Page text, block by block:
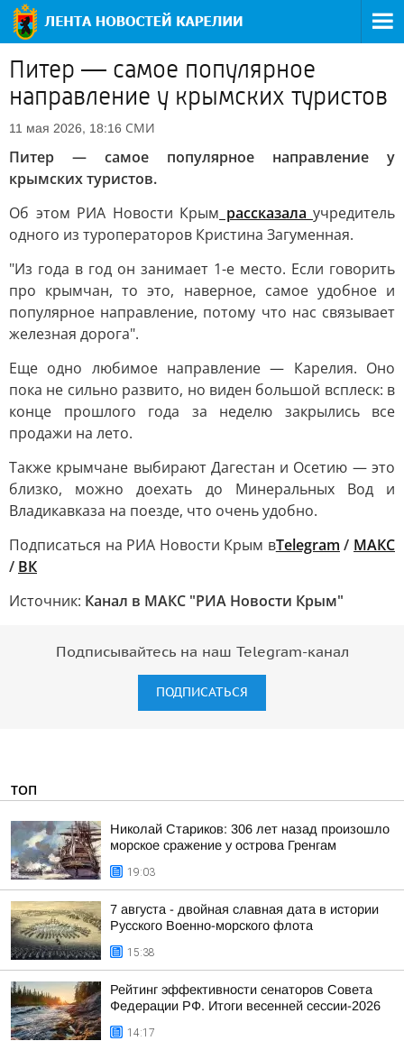
Питер — самое популярное
направление у крымских туристов
11 мая 2026, 18:16 СМИ
Питер — самое популярное направление у
крымских туристов.
Об этом РИА Новости Крым рассказала учредитель
одного из туроператоров Кристина Загуменная.
"Из года в год он занимает 1-е место. Если говорить
про крымчан, то это, наверное, самое удобное и
популярное направление, потому что нас связывает
железная дорога".
Еще одно любимое направление — Карелия. Оно
пока не сильно развито, но виден большой всплеск: в
конце прошлого года за неделю закрылись все
продажи на лето.
Также крымчане выбирают Дагестан и Осетию — это
близко, можно доехать до Минеральных Вод и
Владикавказа на поезде, что очень удобно.
Подписаться на РИА Новости Крым вTelegram / МАКС
/ ВК
Источник: Канал в МАКС "РИА Новости Крым"
Подписывайтесь на наш Telegram-канал
ПОДПИСАТЬСЯ
ТОП
Николай Стариков: 306 лет назад произошло
морское сражение у острова Гренгам
19:03
7 августа - двойная славная дата в истории
Русского Военно-морского флота
15:38
Рейтинг эффективности сенаторов Совета
Федерации РФ. Итоги весенней сессии-2026
14:17